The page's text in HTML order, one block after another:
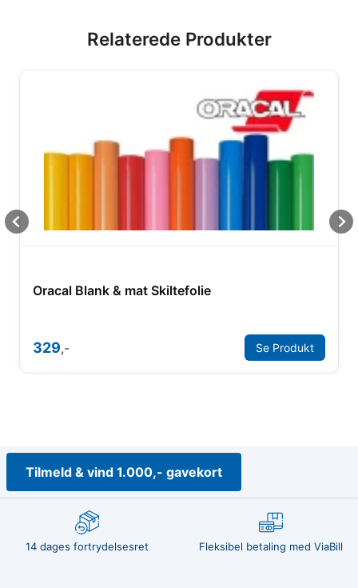
Relaterede Produkter
Oracal Blank & mat Skiltefolie
329,- Se Produkt
Tilmeld & vind 1.000,- gavekort
14 dages fortrydelsesret Fleksibel betaling med ViaBill